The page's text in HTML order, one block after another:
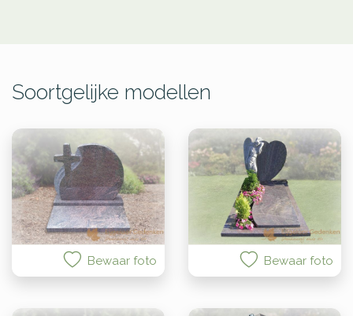
Soortgelijke modellen
Bewaar foto Bewaar foto